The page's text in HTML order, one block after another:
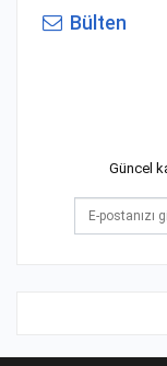
Bülten
Güncel